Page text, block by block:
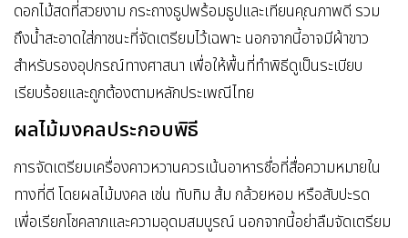
ดอกไม้สดที่สวยงาม กระถางธูปพร้อมธูปและเทียนคุณภาพดี รวม
ถึงน้ำสะอาดใส่ภาชนะที่จัดเตรียมไว้เฉพาะ นอกจากนี้อาจมีผ้าขาว
สำหรับรองอุปกรณ์ทางศาสนา เพื่อให้พื้นที่ทำพิธีดูเป็นระเบียบ
เรียบร้อยและถูกต้องตามหลักประเพณีไทย
ผลไม้มงคลประกอบพิธี
การจัดเตรียมเครื่องคาวหวานควรเน้นอาหารชื่อที่สื่อความหมายใน
ทางที่ดี โดยผลไม้มงคล เช่น ทับทิม ส้ม กล้วยหอม หรือสับปะรด
เพื่อเรียกโชคลาภและความอุดมสมบูรณ์ นอกจากนี้อย่าลืมจัดเตรียม